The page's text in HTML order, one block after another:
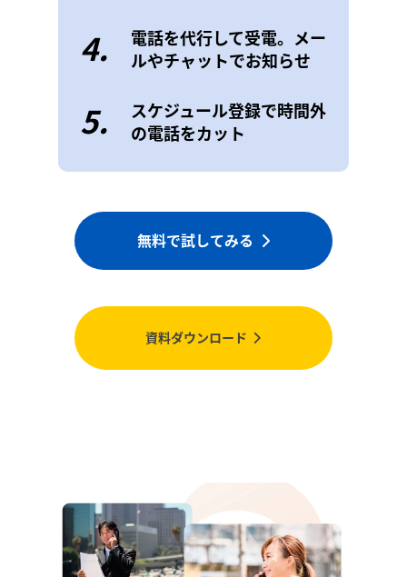
4.
電話を代行して受電。メー
ルやチャットでお知らせ
5.
スケジュール登録で時間外
の電話をカット
無料で試してみる
資料ダウンロード